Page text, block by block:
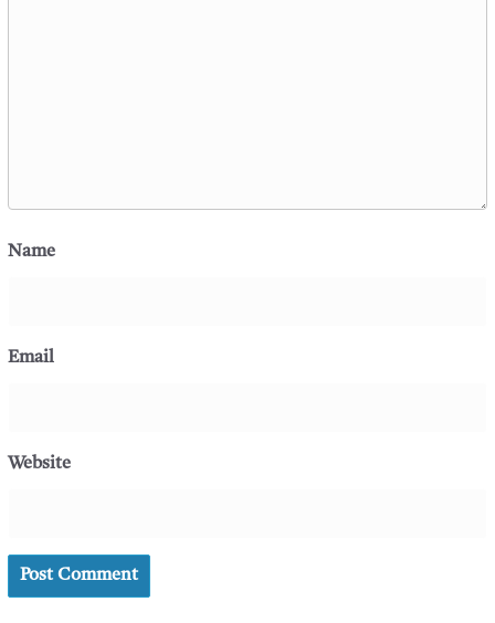
Name
Email
Website